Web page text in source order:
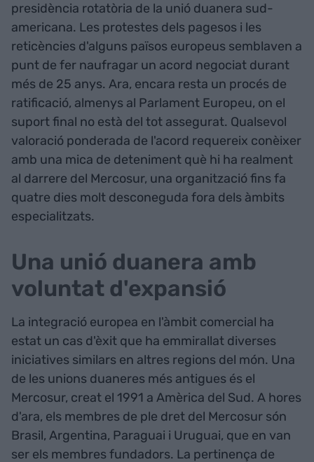
presidència rotatòria de la unió duanera sud-
americana. Les protestes dels pagesos i les
reticències d'alguns països europeus semblaven a
punt de fer naufragar un acord negociat durant
més de 25 anys. Ara, encara resta un procés de
ratificació, almenys al Parlament Europeu, on el
suport final no està del tot assegurat. Qualsevol
valoració ponderada de l'acord requereix conèixer
amb una mica de deteniment què hi ha realment
al darrere del Mercosur, una organització fins fa
quatre dies molt desconeguda fora dels àmbits
especialitzats.
Una unió duanera amb
voluntat d'expansió
La integració europea en l'àmbit comercial ha
estat un cas d'èxit que ha emmirallat diverses
iniciatives similars en altres regions del món. Una
de les unions duaneres més antigues és el
Mercosur, creat el 1991 a Amèrica del Sud. A hores
d'ara, els membres de ple dret del Mercosur són
Brasil, Argentina, Paraguai i Uruguai, que en van
ser els membres fundadors. La pertinença de